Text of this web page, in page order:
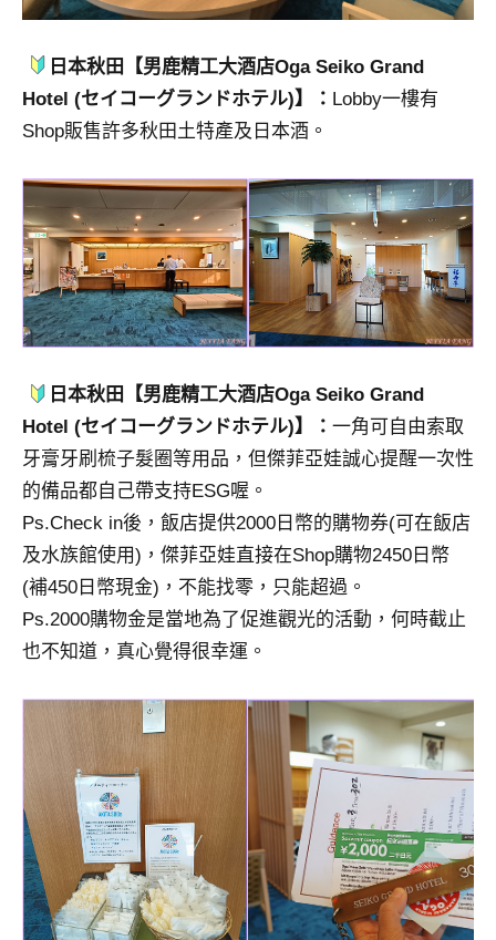
日本秋田【男鹿精工大酒店Oga Seiko Grand
Hotel (セイコーグランドホテル)】： Lobby一樓有
Shop販售許多秋田土特產及日本酒。
日本秋田【男鹿精工大酒店Oga Seiko Grand
Hotel (セイコーグランドホテル)】： 一角可自由索取
牙膏牙刷梳子髮圈等用品，但傑菲亞娃誠心提醒一次性
的備品都自己帶支持ESG喔。
Ps.Check in後，飯店提供2000日幣的購物券(可在飯店
及水族館使用)，傑菲亞娃直接在Shop購物2450日幣
(補450日幣現金)，不能找零，只能超過。
Ps.2000購物金是當地為了促進觀光的活動，何時截止
也不知道，真心覺得很幸運。